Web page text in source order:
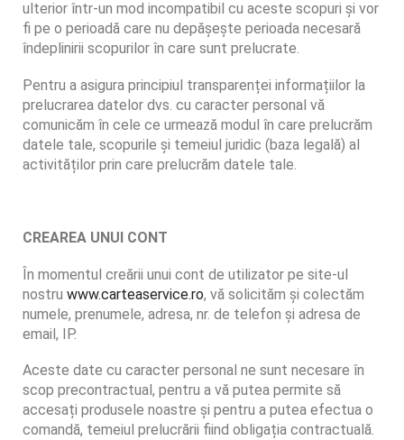
ulterior într-un mod incompatibil cu aceste scopuri și vor
fi pe o perioadă care nu depășește perioada necesară
îndeplinirii scopurilor în care sunt prelucrate.
Pentru a asigura principiul transparenței informațiilor la
prelucrarea datelor dvs. cu caracter personal vă
comunicăm în cele ce urmează modul în care prelucrăm
datele tale, scopurile și temeiul juridic (baza legală) al
activităților prin care prelucrăm datele tale.
CREAREA UNUI CONT
În momentul creării unui cont de utilizator pe site-ul
nostru www.carteaservice.ro, vă solicităm și colectăm
numele, prenumele, adresa, nr. de telefon și adresa de
email, IP.
Aceste date cu caracter personal ne sunt necesare în
scop precontractual, pentru a vă putea permite să
accesați produsele noastre și pentru a putea efectua o
comandă, temeiul prelucrării fiind obligația contractuală.